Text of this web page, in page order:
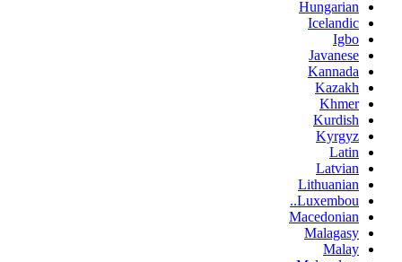
Hungarian
Icelandic
Igbo
Javanese
Kannada
Kazakh
Khmer
Kurdish
Kyrgyz
Latin
Latvian
Lithuanian
Luxembou..
Macedonian
Malagasy
Malay